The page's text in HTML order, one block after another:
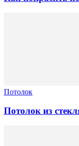
Потолок
Потолок из